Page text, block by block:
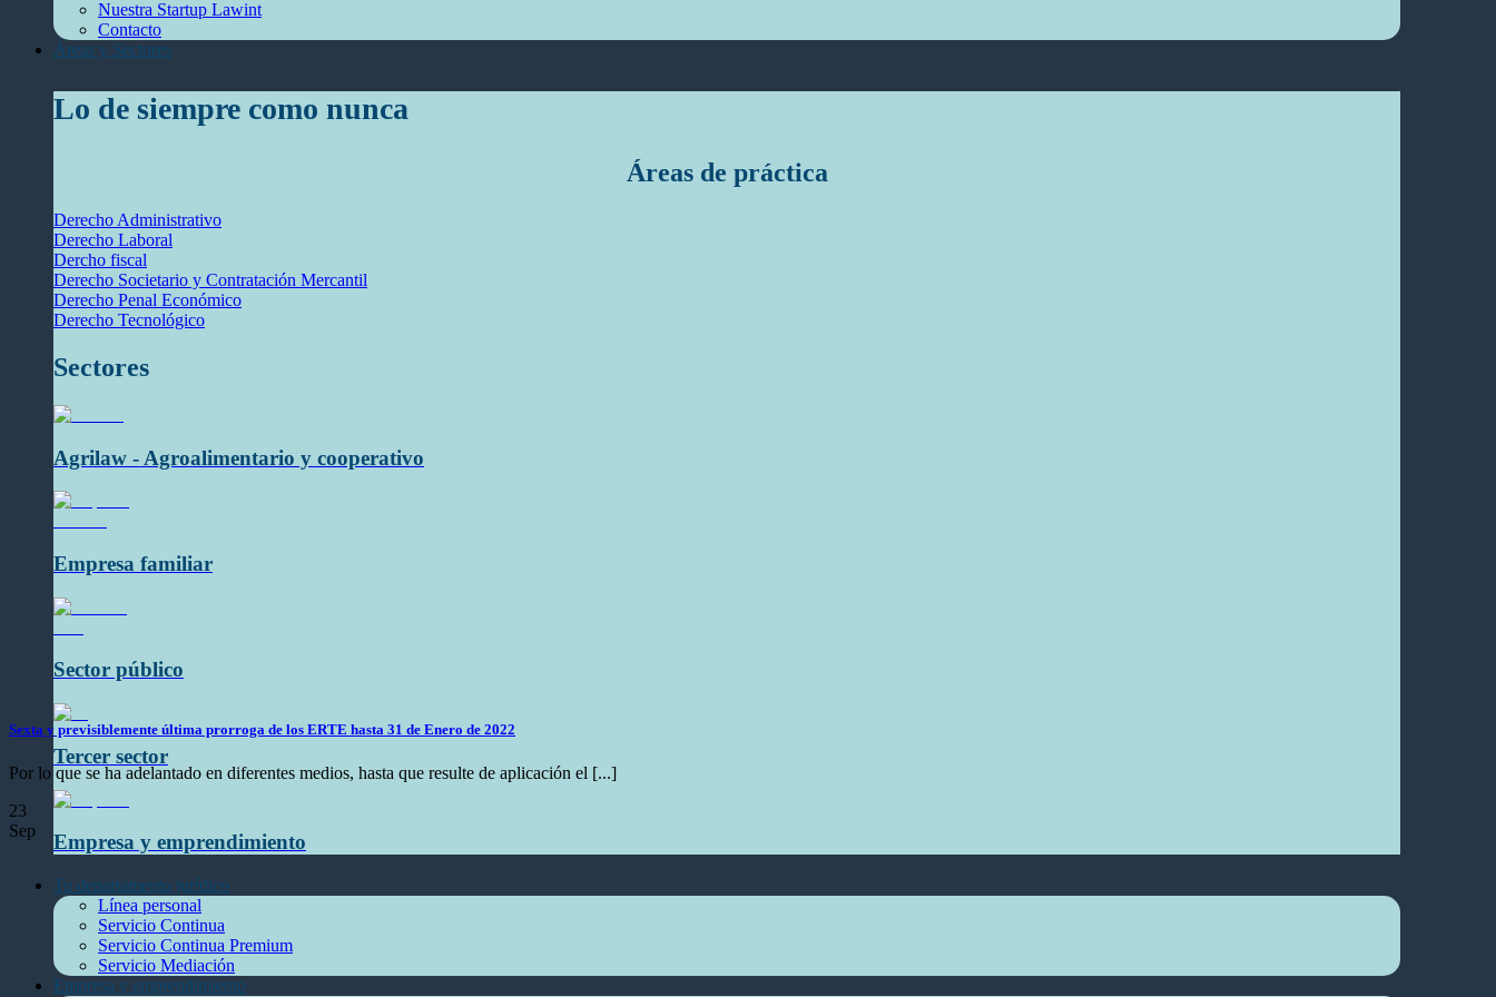
Nuestra Startup Lawint
Contacto
Áreas y Sectores
Lo de siempre como nunca
Áreas de práctica
Derecho Administrativo
Derecho Laboral
Dercho fiscal
Derecho Societario y Contratación Mercantil
Derecho Penal Económico
Derecho Tecnológico
Sectores
Agrilaw - Agroalimentario y cooperativo
Empresa familiar
Sector público
Tercer sector
Empresa y emprendimiento
Tu departamento jurídico
Línea personal
Servicio Continua
Servicio Continua Premium
Servicio Mediación
Empresa y emprendimiento
Sexta y previsiblemente última prorroga de los ERTE hasta 31 de Enero de 2022
Por lo que se ha adelantado en diferentes medios, hasta que resulte de aplicación el [...]
23
Sep